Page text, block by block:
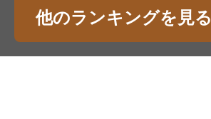
他のランキングを見る